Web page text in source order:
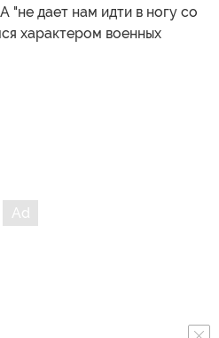
"не дает нам идти в ногу со
характером военных